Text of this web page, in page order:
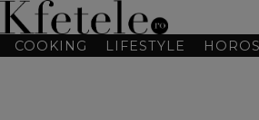
COOKING LIFESTYLE